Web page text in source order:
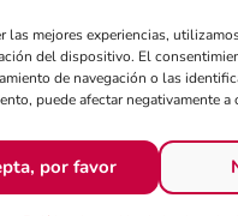
las mejores experiencias,
del dispositivo. El
de navegación o las
puede afectar negativamente
por favor